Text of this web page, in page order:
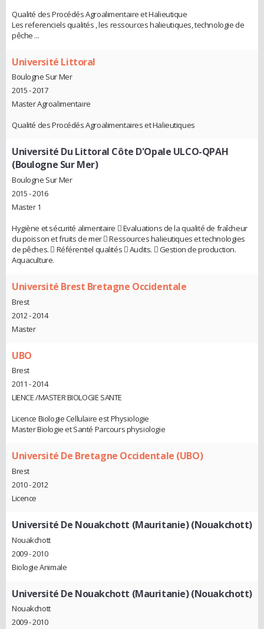
Qualité des Procédés Agroalimentaire et Halieutique
Les referenciels qualités , les ressources halieutiques, technologie de
pêche ...
Université Littoral
Boulogne Sur Mer
2015 - 2017
Master Agroalimentaire
Qualité des Procédés Agroalimentaires et Halieutiques
Université Du Littoral Côte D'Opale ULCO-QPAH
(Boulogne Sur Mer)
Boulogne Sur Mer
2015 - 2016
Master 1
Hygiène et sécurité alimentaire  Evaluations de la qualité de fraîcheur
du poisson et fruits de mer  Ressources halieutiques et technologies
de pêches.  Référentiel qualités  Audits.  Gestion de production.
Aquaculture.
Université Brest Bretagne Occidentale
Brest
2012 - 2014
Master
UBO
Brest
2011 - 2014
LIENCE /MASTER BIOLOGIE SANTE
Licence Biologie Cellulaire est Physiologie
Master Biologie et Santé Parcours physiologie
Université De Bretagne Occidentale (UBO)
Brest
2010 - 2012
Licence
Université De Nouakchott (Mauritanie) (Nouakchott)
Nouakchott
2009 - 2010
Biologie Animale
Université De Nouakchott (Mauritanie) (Nouakchott)
Nouakchott
2009 - 2010